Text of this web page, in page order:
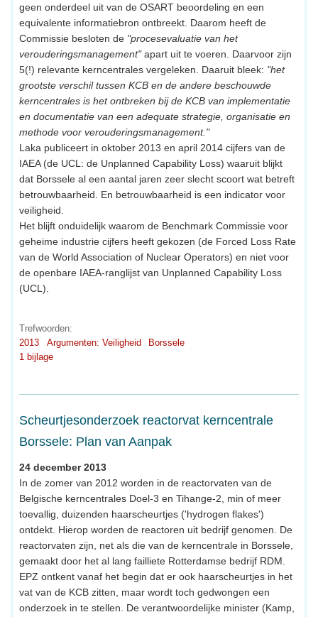
geen onderdeel uit van de OSART beoordeling en een
equivalente informatiebron ontbreekt. Daarom heeft de
Commissie besloten de "procesevaluatie van het
verouderingsmanagement"apart uit te voeren. Daarvoor zijn
5(!) relevante kerncentrales vergeleken. Daaruit bleek: "het
grootste verschil tussen KCB en de andere beschouwde
kerncentrales is het ontbreken bij de KCB van implementatie
en documentatie van een adequate strategie, organisatie en
methode voor verouderingsmanagement."
Laka publiceert in oktober 2013 en april 2014 cijfers van de
IAEA (de UCL: de Unplanned Capability Loss) waaruit blijkt
dat Borssele al een aantal jaren zeer slecht scoort wat betreft
betrouwbaarheid. En betrouwbaarheid is een indicator voor
veiligheid.
Het blijft onduidelijk waarom de Benchmark Commissie voor
geheime industrie cijfers heeft gekozen (de Forced Loss Rate
van de World Association of Nuclear Operators) en niet voor
de openbare IAEA-ranglijst van Unplanned Capability Loss
(UCL).
Trefwoorden:
2013
Argumenten: Veiligheid
Borssele
1 bijlage
Scheurtjesonderzoek reactorvat kerncentrale
Borssele: Plan van Aanpak
24 december 2013
In de zomer van 2012 worden in de reactorvaten van de
Belgische kerncentrales Doel-3 en Tihange-2, min of meer
toevallig, duizenden haarscheurtjes ('hydrogen flakes')
ontdekt. Hierop worden de reactoren uit bedrijf genomen. De
reactorvaten zijn, net als die van de kerncentrale in Borssele,
gemaakt door het al lang failliete Rotterdamse bedrijf RDM.
EPZ ontkent vanaf het begin dat er ook haarscheurtjes in het
vat van de KCB zitten, maar wordt toch gedwongen een
onderzoek in te stellen. De verantwoordelijke minister (Kamp,